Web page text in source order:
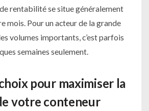
rentabilité se situe généralement
mois. Pour un acteur de la grande
volumes importants, c’est parfois
semaines seulement.
pour maximiser la
votre conteneur